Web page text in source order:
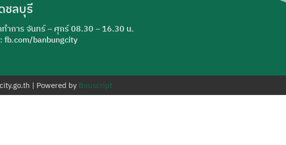
ชลบุรี
ำการ จันทร์ – ศุกร์ 08.30 – 16.30 น.
fb.com/banbungcity
| Powered by Buuscript